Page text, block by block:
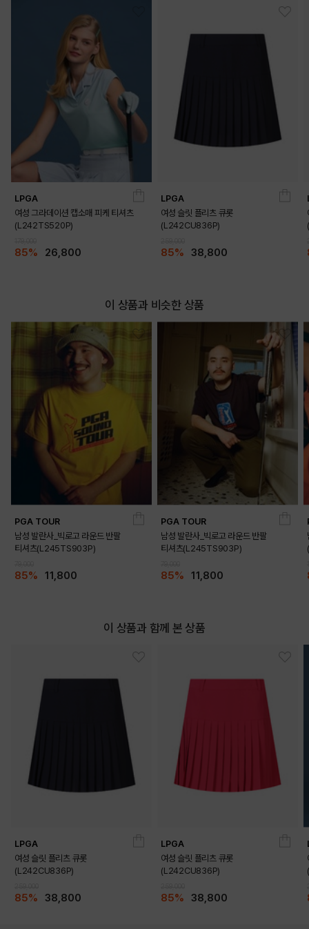
DETAILS
LPGA
여성 그라데이션 캡소매 피케 티셔츠
(L242TS520P)
85% 26,800
LPGA
여성 슬릿 플리츠 큐롯
(L242CU836P)
85% 38,800
이 상품과 비슷한 상품
PGA TOUR
남성 발란사_빅로고 라운드 반팔
티셔츠(L245TS903P)
85% 11,800
PGA TOUR
남성 발란사_빅로고 라운드 반팔
티셔츠(L245TS903P)
85% 11,800
이 상품과 함께 본 상품
LPGA
여성 슬릿 플리츠 큐롯
(L242CU836P)
85% 38,800
LPGA
여성 슬릿 플리츠 큐롯
(L242CU836P)
85% 38,800